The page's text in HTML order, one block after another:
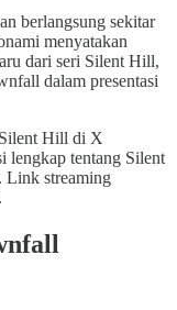
berlangsung sekitar
menyatakan
dari seri Silent Hill,
dalam presentasi
Hill di X
lengkap tentang Silent
Link streaming